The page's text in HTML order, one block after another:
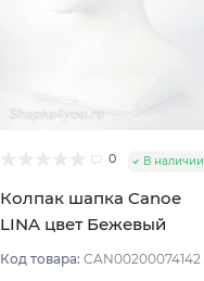
0 В наличии
Колпак шапка Canoe
LINA цвет Бежевый
Код товара: CAN00200074142